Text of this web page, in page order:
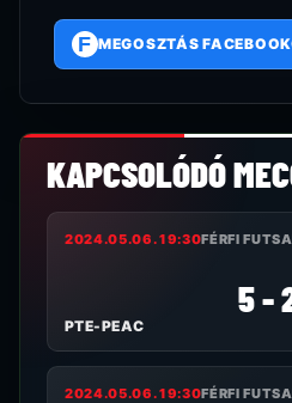
F MEGOSZTÁS
KAPCSOLÓDÓ
2024.05.06. 19:30FÉRFI
PTE-PEAC
5 -
2024.05.06. 19:30FÉRFI